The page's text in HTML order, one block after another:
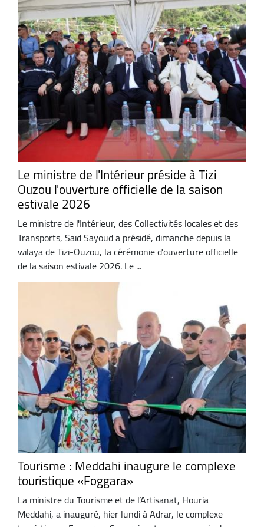
Le ministre de l'Intérieur préside à Tizi
Ouzou l'ouverture officielle de la saison
estivale 2026
Le ministre de l'Intérieur, des Collectivités locales et des
Transports, Saïd Sayoud a présidé, dimanche depuis la
wilaya de Tizi-Ouzou, la cérémonie d'ouverture officielle
de la saison estivale 2026. Le ...
Tourisme : Meddahi inaugure le complexe
touristique «Foggara»
La ministre du Tourisme et de l’Artisanat, Houria
Meddahi, a inauguré, hier lundi à Adrar, le complexe